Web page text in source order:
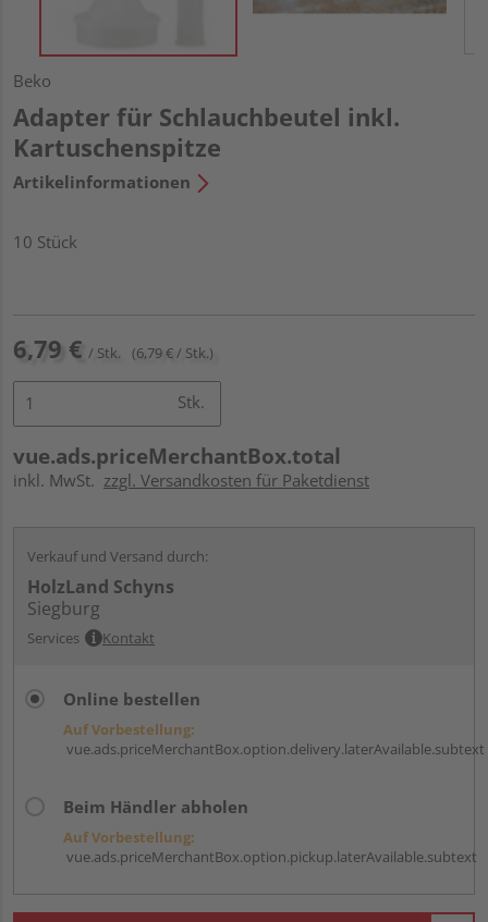
Beko
Adapter für Schlauchbeutel inkl.
Kartuschenspitze
Artikelinformationen
10 Stück
6,79 € / Stk. (6,79 € / Stk.)
Stk.
vue.ads.priceMerchantBox.total
inkl. MwSt. zzgl. Versandkosten für Paketdienst
Verkauf und Versand durch:
HolzLand Schyns
Siegburg
Services Kontakt
Online bestellen
Auf Vorbestellung:
vue.ads.priceMerchantBox.option.delivery.laterAvailable.subtext
Beim Händler abholen
Auf Vorbestellung:
vue.ads.priceMerchantBox.option.pickup.laterAvailable.subtext